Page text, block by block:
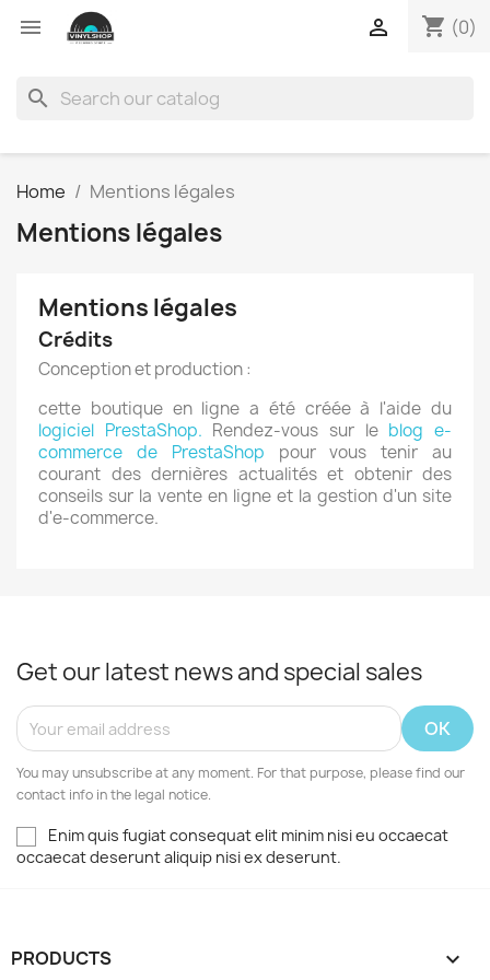
 shopping_cart (0)

search
Home Mentions légales
Mentions légales
Mentions légales
Crédits
Conception et production :
cette boutique en ligne a été créée à l'aide du
logiciel PrestaShop. Rendez-vous sur le blog e-
commerce de PrestaShop pour vous tenir au
courant des dernières actualités et obtenir des
conseils sur la vente en ligne et la gestion d'un site
d'e-commerce.
Get our latest news and special sales
You may unsubscribe at any moment. For that purpose, please find our
contact info in the legal notice.
Enim quis fugiat consequat elit minim nisi eu occaecat
occaecat deserunt aliquip nisi ex deserunt.
PRODUCTS 